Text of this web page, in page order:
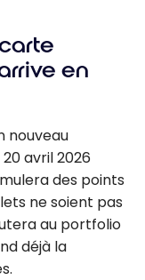
en
nouveau
avril 2026
des points
ne soient pas
au portfolio
déjà la